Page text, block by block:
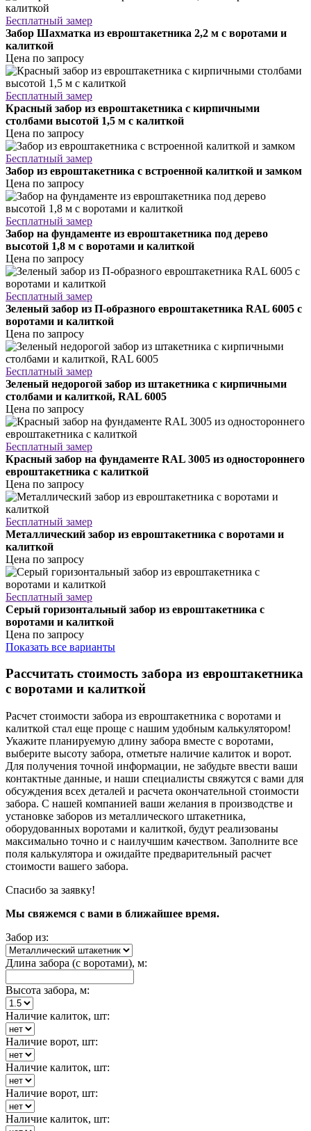
Бесплатный замер
Забор Шахматка из евроштакетника 2,2 м с воротами и
калиткой
Цена по запросу
Бесплатный замер
Красный забор из евроштакетника с кирпичными
столбами высотой 1,5 м с калиткой
Цена по запросу
Бесплатный замер
Забор из евроштакетника с встроенной калиткой и замком
Цена по запросу
Бесплатный замер
Забор на фундаменте из евроштакетника под дерево
высотой 1,8 м с воротами и калиткой
Цена по запросу
Бесплатный замер
Зеленый забор из П-образного евроштакетника RAL 6005 с
воротами и калиткой
Цена по запросу
Бесплатный замер
Зеленый недорогой забор из штакетника с кирпичными
столбами и калиткой, RAL 6005
Цена по запросу
Бесплатный замер
Красный забор на фундаменте RAL 3005 из одностороннего
евроштакетника с калиткой
Цена по запросу
Бесплатный замер
Металлический забор из евроштакетника с воротами и
калиткой
Цена по запросу
Бесплатный замер
Серый горизонтальный забор из евроштакетника с
воротами и калиткой
Цена по запросу
Показать все варианты
Рассчитать стоимость забора из евроштакетника
с воротами и калиткой
Расчет стоимости забора из евроштакетника с воротами и
калиткой стал еще проще с нашим удобным калькулятором!
Укажите планируемую длину забора вместе с воротами,
выберите высоту забора, отметьте наличие калиток и ворот.
Для получения точной информации, не забудьте ввести ваши
контактные данные, и наши специалисты свяжутся с вами для
обсуждения всех деталей и расчета окончательной стоимости
забора. С нашей компанией ваши желания в производстве и
установке заборов из металлического штакетника,
оборудованных воротами и калиткой, будут реализованы
максимально точно и с наилучшим качеством. Заполните все
поля калькулятора и ожидайте предварительный расчет
стоимости вашего забора.
Спасибо за заявку!
Мы свяжемся с вами в ближайшее время.
Забор из:
Длина забора (с воротами), м:
Высота забора, м:
Наличие калиток, шт:
Наличие ворот, шт:
Наличие калиток, шт:
Наличие ворот, шт:
Наличие калиток, шт: